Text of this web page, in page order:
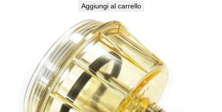
Aggiungi al carrello